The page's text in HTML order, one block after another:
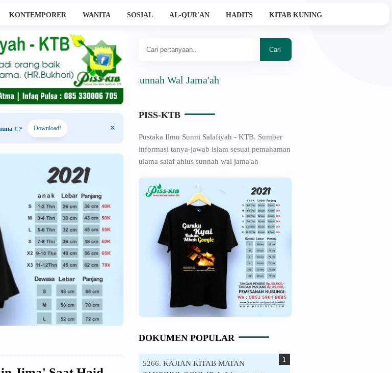
KONTEMPORER WANITA SOSIAL AL-QUR'AN HADITS KITAB KUNING
👉 Download!
Ahlussunnah Wal Jama'ah
PISS-KTB
Pustaka Ilmu Sunni Salafiyah - KTB. Sumber
informasi tanya-jawab islam sesuai pemahaman
ulama salaf ahlus sunnah wal jama'ah
DOKUMEN POPULAR
5266. KAJIAN KITAB MATAN